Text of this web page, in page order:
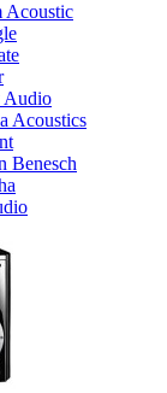
Acoustic
Audio
Acoustics
Benesch